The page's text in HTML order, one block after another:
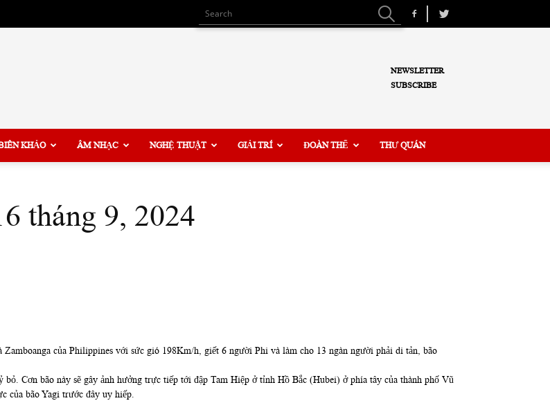
NEWSLETTER
SUBSCRIBE
KHẢO ÂM NHẠC NGHỆ THUẬT GIẢI TRÍ ĐOÀN THỂ THƯ QUÁN
tháng 9, 2024
của Philippines với sức gió 198Km/h, giết 6 người Phi và làm cho 13 ngàn người phải di tản, bão
Cơn bão này sẽ gây ảnh hưởng trực tiếp tới đập Tam Hiệp ở tỉnh Hồ Bắc (Hubei) ở phía tây của thành phố Vũ
của bão Yagi trước đây uy hiếp.